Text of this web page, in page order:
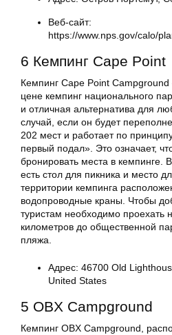
Веб-сайт:
https://www.nps.gov/calo/
6 Кемпинг Cape Point
Кемпинг Cape Point
цене кемпинг национального
и отличная альтернатива для
случай, если он будет
202 мест и работает по
первый подал». Это означает,
бронировать места в кемпинге.
есть стол для пикника и место
территории кемпинга
водопроводные краны. Чтобы
туристам необходимо проехать
километров до общественной
пляжа.
Адрес: 46700 Old
United States
5 OBX Campground
Кемпинг OBX Campground,